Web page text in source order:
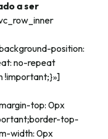
a ser
position:
no-repeat
!important;}»]
top: 0px
top-
width: 0px